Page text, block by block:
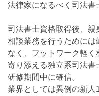
法律家になるべく司法書
司法書士資格取得後、親
相談業務を行うためには
なく、フットワーク軽く
寄り添える独立系司法書
研修期間中に確信。
業界としては異例の新人